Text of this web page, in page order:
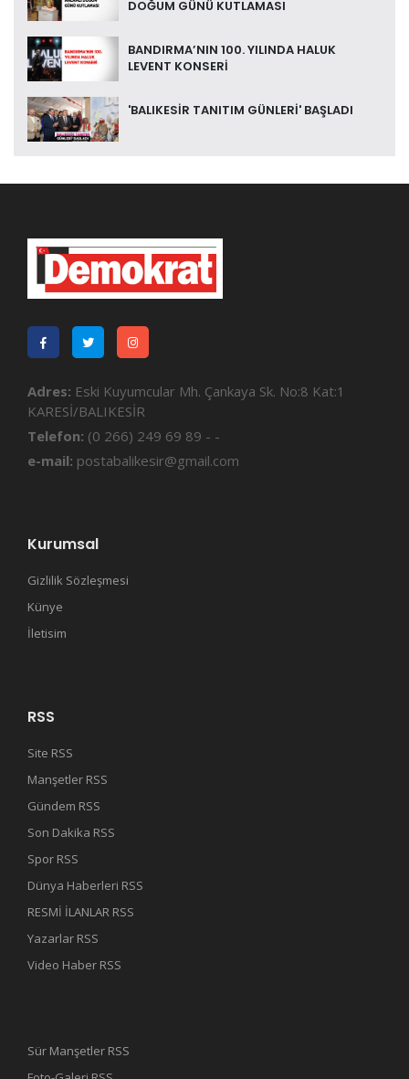
DOĞUM GÜNÜ KUTLAMASI
BANDIRMA’NIN 100. YILINDA HALUK
LEVENT KONSERİ
'BALIKESİR TANITIM GÜNLERİ' BAŞLADI
Adres: Eski Kuyumcular Mh. Çankaya Sk. No:8 Kat:1
KARESİ/BALIKESİR
Telefon: (0 266) 249 69 89 - -
e-mail: postabalikesir@gmail.com
Kurumsal
Gizlilik Sözleşmesi
Künye
İletisim
RSS
Site RSS
Manşetler RSS
Gündem RSS
Son Dakika RSS
Spor RSS
Dünya Haberleri RSS
RESMİ İLANLAR RSS
Yazarlar RSS
Video Haber RSS
Sür Manşetler RSS